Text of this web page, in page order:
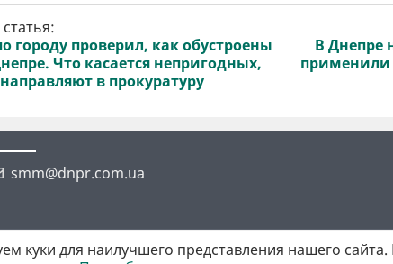
городу проверил, как обустроены
Что касается непригодных,
в прокуратуру
В Днепре
применили
smm@dnpr.com.ua
Дніпровська порадниця
куки для наилучшего представления нашего